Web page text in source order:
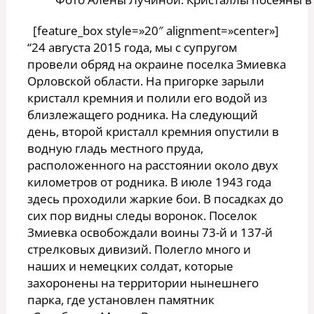
[feature_box style=»20″ alignment=»center»]
“24 августа 2015 года, мы с супругом
провели обряд на окраине поселка Змиевка
Орловской области. На пригорке зарыли
кристалл кремния и полили его водой из
близлежащего родника. На следующий
день, второй кристалл кремния опустили в
водную гладь местного пруда,
расположенного на расстоянии около двух
километров от родника. В июле 1943 года
здесь проходили жаркие бои. В посадках до
сих пор видны следы воронок. Поселок
Змиевка освобождали воины 73-й и 137-й
стрелковых дивизий. Полегло много и
наших и немецких солдат, которые
захоронены на территории нынешнего
парка, где установлен памятник